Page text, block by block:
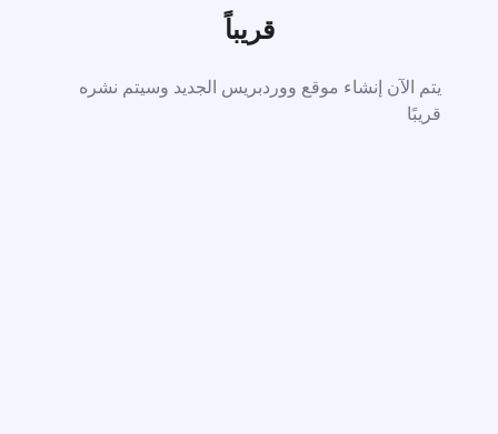
قريباً
يتم الآن إنشاء موقع ووردبريس الجديد وسيتم نشره
قريبًا